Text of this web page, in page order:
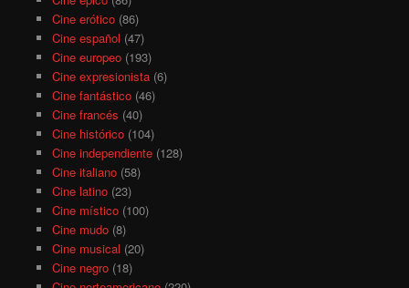
Cine erótico(86)
Cine español (47)
Cine europeo(193)
Cine expresionista(6)
Cine fantástico(46)
Cine francés (40)
Cine histórico(104)
Cine independiente(128)
Cine italiano(58)
Cine latino(23)
Cine místico(100)
Cine mudo(8)
Cine musical (20)
Cine negro(18)